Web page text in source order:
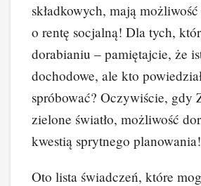
składkowych, mają
o rentę socjalną! Dla tych,
dorabianiu – pamiętajcie, że
dochodowe, ale kto
spróbować? Oczywiście, gdy
zielone światło, możliwość
kwestią sprytnego planowania!
Oto lista świadczeń, które